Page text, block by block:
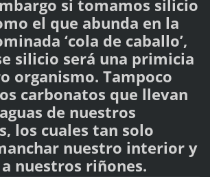
si tomamos silicio
el que abunda en la
‘cola de caballo’,
silicio será una primicia
organismo. Tampoco
carbonatos que llevan
de nuestros
los cuales tan solo
nuestro interior y
nuestros riñones.